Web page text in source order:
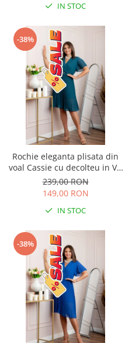
IN STOC
-38%
Rochie eleganta plisata din
voal Cassie cu decolteu in V -
Turcoaz
239,00 RON
149,00 RON
IN STOC
-38%